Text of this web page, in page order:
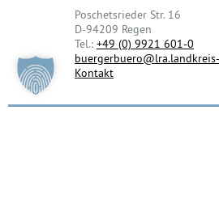
Poschetsrieder Str. 16
D-94209 Regen
Tel.: +49 (0) 9921 601-0
Kontakt